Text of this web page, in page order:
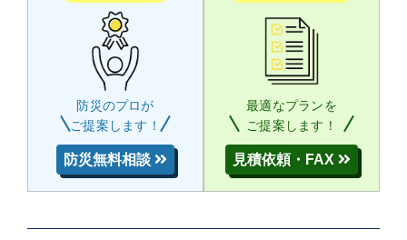
防災のプロが
ご提案します！
防災無料相談
最適なプランを
ご提案します！
見積依頼・FAX